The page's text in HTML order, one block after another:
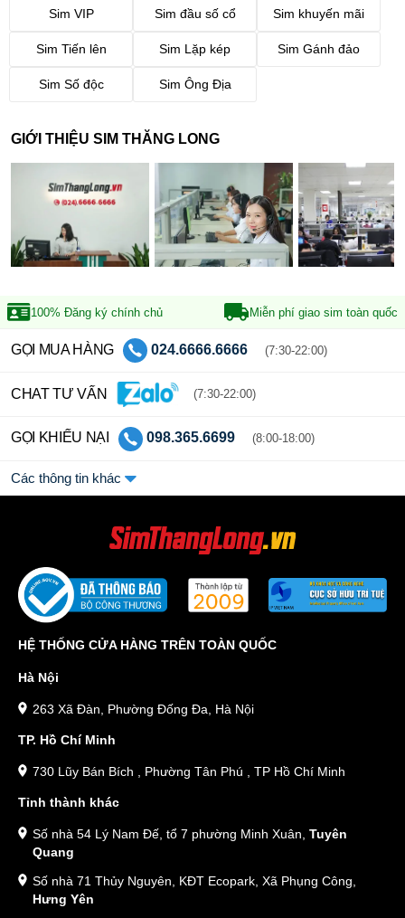
Sim VIP Sim đầu số cổ Sim khuyến mãi
Sim Tiến lên Sim Lặp kép Sim Gánh đảo
Sim Số độc Sim Ông Địa
GIỚI THIỆU SIM THĂNG LONG
100% Đăng ký chính chủ Miễn phí giao sim toàn quốc
GỌI MUA HÀNG 024.6666.6666 (7:30-22:00)
CHAT TƯ VẤN (7:30-22:00)
GỌI KHIẾU NẠI 098.365.6699 (8:00-18:00)
Các thông tin khác
HỆ THỐNG CỬA HÀNG TRÊN TOÀN QUỐC
Hà Nội
263 Xã Đàn, Phường Đống Đa, Hà Nội
TP. Hồ Chí Minh
730 Lũy Bán Bích , Phường Tân Phú , TP Hồ Chí Minh
Tỉnh thành khác
Số nhà 54 Lý Nam Đế, tổ 7 phường Minh Xuân, Tuyên
Quang
Số nhà 71 Thủy Nguyên, KĐT Ecopark, Xã Phụng Công,
Hưng Yên